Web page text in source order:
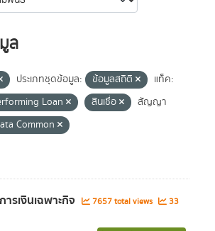
ล
ประเภทชุดข้อมูล: ข้อมูลสถิติ
แท็ค:
Loan สินเชื่อ
สัญญา
Common
รเงินเฉพาะกิจ 7657 total views
33